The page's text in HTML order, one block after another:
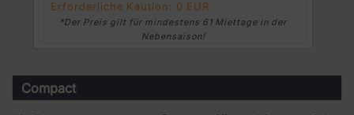
Erforderliche Kaution: 0 EUR
*Der Preis gilt für mindestens 61 Miettage in der
Nebensaison!
Compact